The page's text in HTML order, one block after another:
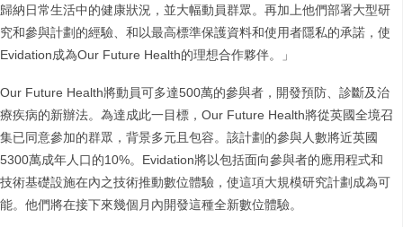
歸納日常生活中的健康狀況，並大幅動員群眾。再加上他們部署大型研
究和參與計劃的經驗、和以最高標準保護資料和使用者隱私的承諾，使
Evidation成為Our Future Health的理想合作夥伴。」
Our Future Health將動員可多達500萬的參與者，開發預防、診斷及治
療疾病的新辦法。為達成此一目標，Our Future Health將從英國全境召
集已同意參加的群眾，背景多元且包容。該計劃的參與人數將近英國
5300萬成年人口的10%。Evidation將以包括面向參與者的應用程式和
技術基礎設施在內之技術推動數位體驗，使這項大規模研究計劃成為可
能。他們將在接下來幾個月內開發這種全新數位體驗。